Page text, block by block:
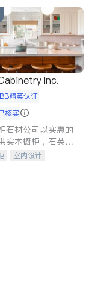
Inc.
精英认证
核实
石材公司以实惠的
实木橱柜，石英石
种优质不锈钢水
室内设计